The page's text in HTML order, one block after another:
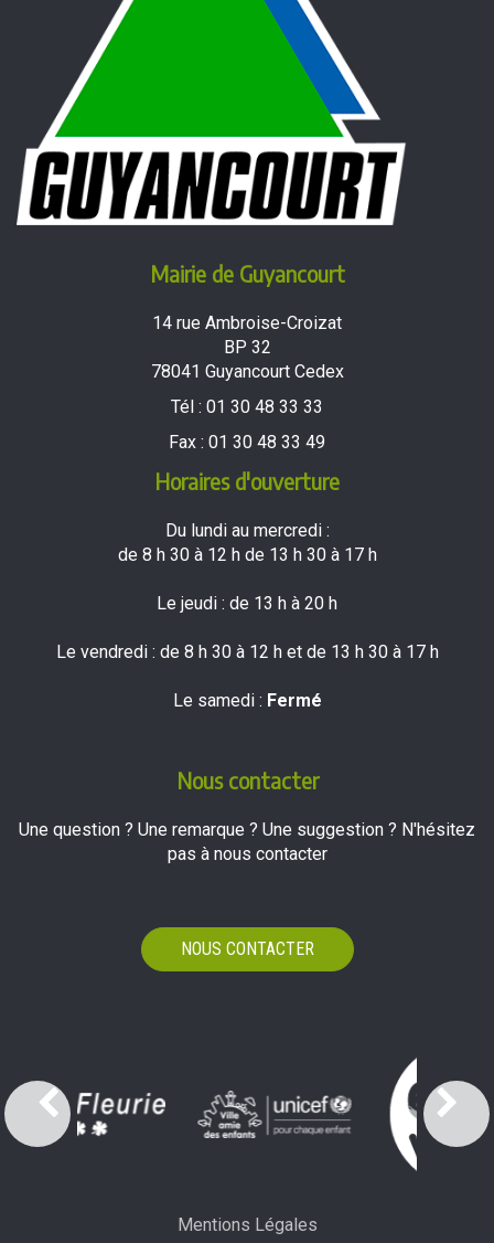
Mairie de Guyancourt
14 rue Ambroise-Croizat
BP 32
78041 Guyancourt Cedex
Tél : 01 30 48 33 33
Fax : 01 30 48 33 49
Horaires d'ouverture
Du lundi au mercredi :
de 8 h 30 à 12 h de 13 h 30 à 17 h
Le jeudi : de 13 h à 20 h
Le vendredi : de 8 h 30 à 12 h et de 13 h 30 à 17 h
Le samedi : Fermé
Nous contacter
Une question ? Une remarque ? Une suggestion ? N'hésitez
pas à nous contacter
NOUS CONTACTER
Mentions Légales